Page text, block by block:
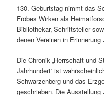
130. Geburtstag nimmt das
Fröbes Wirken als
Bibliothekar, Schriftsteller
denen Vereinen in Erinnerung
Die Chronik „Herrschaft und
Jahrhundert“ ist
Schwarzenberg und das
geschrieben. Die Ausstellung